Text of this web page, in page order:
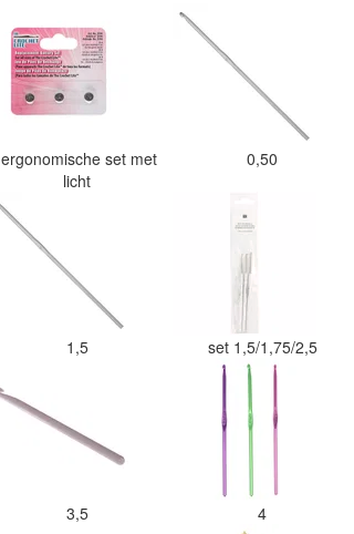
ergonomische set met
licht
0,50
1,5 set 1,5/1,75/2,5
3,5 4